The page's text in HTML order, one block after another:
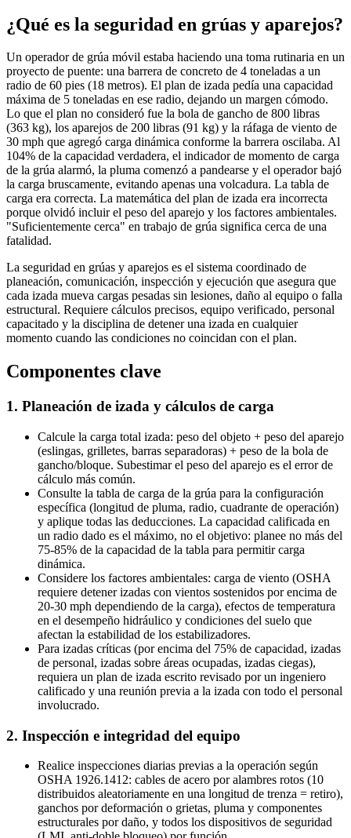
¿Qué es la seguridad en grúas y aparejos?
Un operador de grúa móvil estaba haciendo una toma rutinaria en un
proyecto de puente: una barrera de concreto de 4 toneladas a un
radio de 60 pies (18 metros). El plan de izada pedía una capacidad
máxima de 5 toneladas en ese radio, dejando un margen cómodo.
Lo que el plan no consideró fue la bola de gancho de 800 libras
(363 kg), los aparejos de 200 libras (91 kg) y la ráfaga de viento de
30 mph que agregó carga dinámica conforme la barrera oscilaba. Al
104% de la capacidad verdadera, el indicador de momento de carga
de la grúa alarmó, la pluma comenzó a pandearse y el operador bajó
la carga bruscamente, evitando apenas una volcadura. La tabla de
carga era correcta. La matemática del plan de izada era incorrecta
porque olvidó incluir el peso del aparejo y los factores ambientales.
"Suficientemente cerca" en trabajo de grúa significa cerca de una
fatalidad.
La seguridad en grúas y aparejos es el sistema coordinado de
planeación, comunicación, inspección y ejecución que asegura que
cada izada mueva cargas pesadas sin lesiones, daño al equipo o falla
estructural. Requiere cálculos precisos, equipo verificado, personal
capacitado y la disciplina de detener una izada en cualquier
momento cuando las condiciones no coincidan con el plan.
Componentes clave
1. Planeación de izada y cálculos de carga
Calcule la carga total izada: peso del objeto + peso del aparejo
(eslingas, grilletes, barras separadoras) + peso de la bola de
gancho/bloque. Subestimar el peso del aparejo es el error de
cálculo más común.
Consulte la tabla de carga de la grúa para la configuración
específica (longitud de pluma, radio, cuadrante de operación)
y aplique todas las deducciones. La capacidad calificada en
un radio dado es el máximo, no el objetivo: planee no más del
75-85% de la capacidad de la tabla para permitir carga
dinámica.
Considere los factores ambientales: carga de viento (OSHA
requiere detener izadas con vientos sostenidos por encima de
20-30 mph dependiendo de la carga), efectos de temperatura
en el desempeño hidráulico y condiciones del suelo que
afectan la estabilidad de los estabilizadores.
Para izadas críticas (por encima del 75% de capacidad, izadas
de personal, izadas sobre áreas ocupadas, izadas ciegas),
requiera un plan de izada escrito revisado por un ingeniero
calificado y una reunión previa a la izada con todo el personal
involucrado.
2. Inspección e integridad del equipo
Realice inspecciones diarias previas a la operación según
OSHA 1926.1412: cables de acero por alambres rotos (10
distribuidos aleatoriamente en una longitud de trenza = retiro),
ganchos por deformación o grietas, pluma y componentes
estructurales por daño, y todos los dispositivos de seguridad